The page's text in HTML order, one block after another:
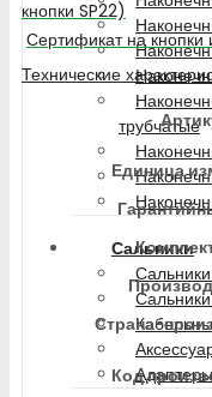
трубчатые
Сальники
Адаптеры
кнопки SP22)
Сертификат на кнопки
Технические
Единица
Страна-
Код